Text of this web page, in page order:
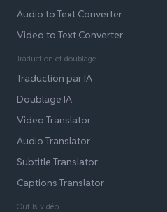
Audio to Text Converter
Video to Text Converter
Traduction et doublage
Traduction par IA
Doublage IA
Video Translator
Audio Translator
Subtitle Translator
Captions Translator
Outils vidéo